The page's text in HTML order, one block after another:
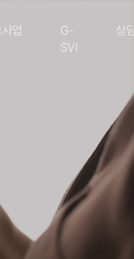
업
G-
SVI
상